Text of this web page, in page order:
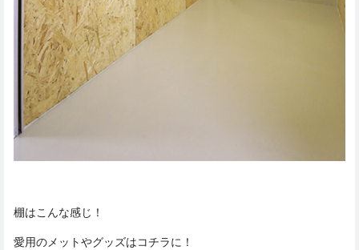
棚はこんな感じ！
愛用のメットやグッズはコチラに！